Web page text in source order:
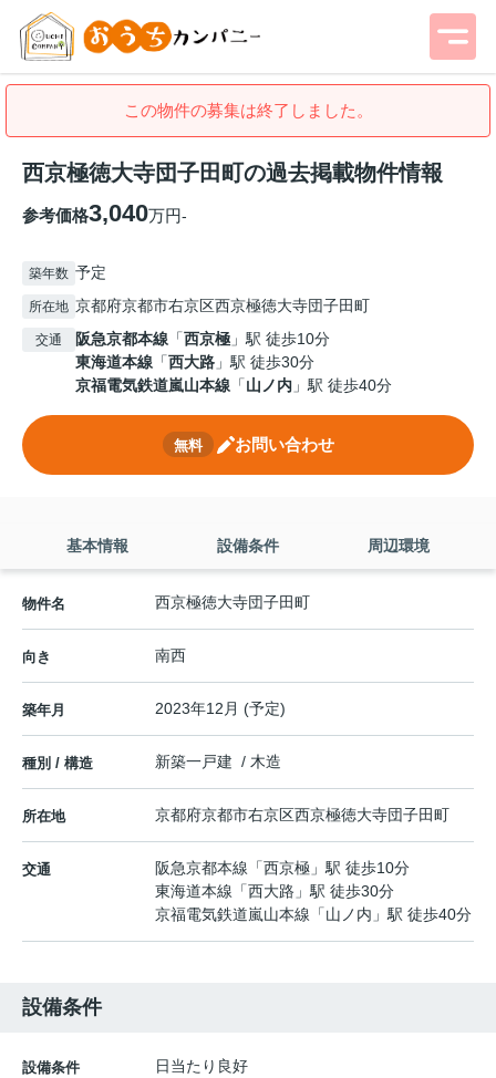
この物件の募集は終了しました。
西京極徳大寺団子田町の過去掲載物件情報
参考価格3,040万円-
築年数 予定
所在地 京都府京都市右京区西京極徳大寺団子田町
交通 阪急京都本線 「西京極 」駅 徒歩10分
東海道本線 「西大路 」駅 徒歩30分
京福電気鉄道嵐山本線 「山ノ内 」駅 徒歩40分
無料 お問い合わせ
基本情報 設備条件 周辺環境
物件名 西京極徳大寺団子田町
向き 南西
築年月 2023年12月 (予定)
種別 / 構造 新築一戸建 / 木造
所在地 京都府京都市右京区西京極徳大寺団子田町
交通 阪急京都本線 「西京極 」駅 徒歩10分
東海道本線 「西大路 」駅 徒歩30分
京福電気鉄道嵐山本線 「山ノ内 」駅 徒歩40分
設備条件
設備条件
日当たり良好